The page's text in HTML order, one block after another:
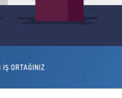
İŞ ORTAĞINIZ